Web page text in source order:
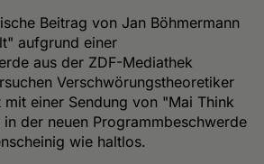
Beitrag von Jan Böhmermann
aufgrund einer
aus der ZDF-Mediathek
Verschwörungstheoretiker
mit einer Sendung von "Mai Think
der neuen Programmbeschwerde
wie haltlos.